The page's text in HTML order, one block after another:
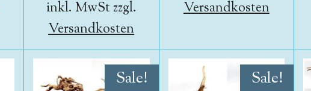
inkl. MwSt zzgl.
Versandkosten
Versandkosten
Sale! Sale!